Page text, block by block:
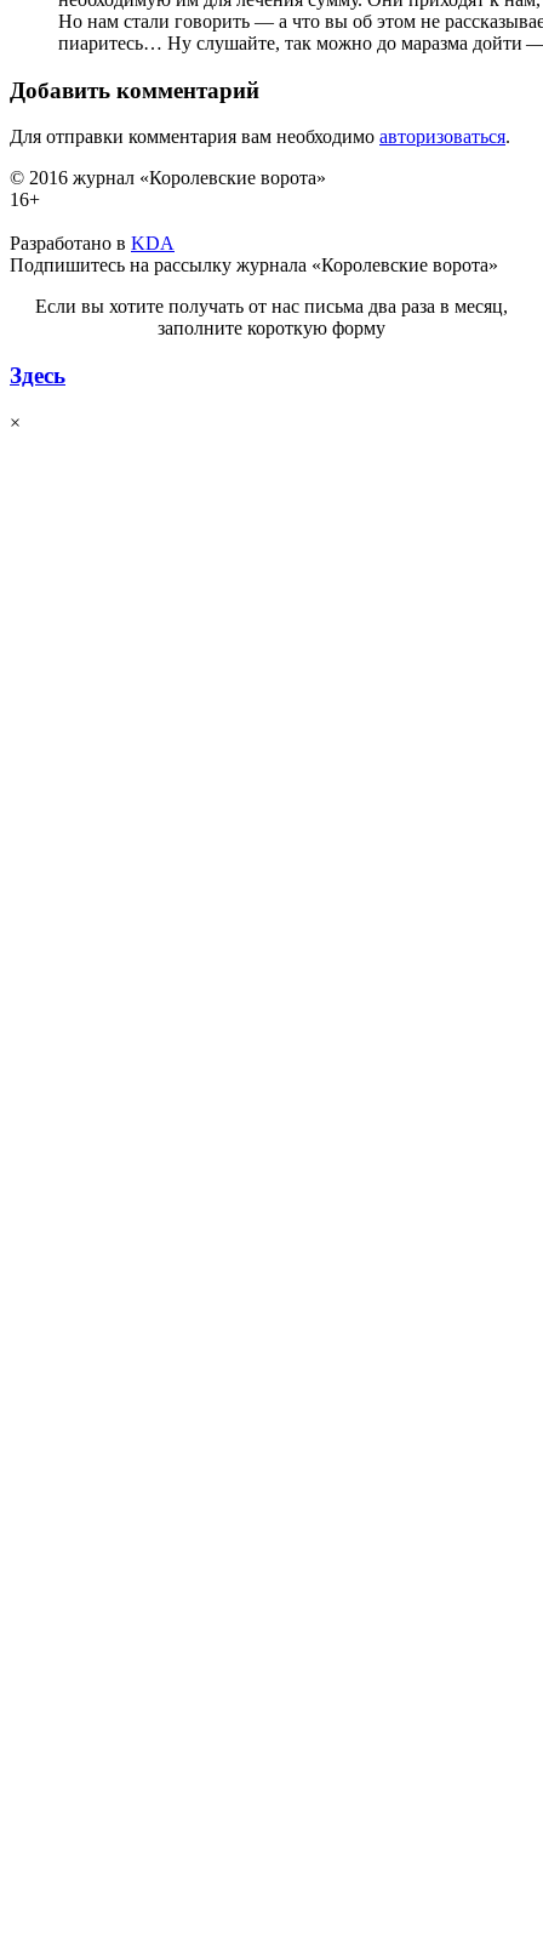
Но нам стали говорить — а что вы об этом не
пиаритесь… Ну слушайте, так можно до маразма дойти
Добавить комментарий
Для отправки комментария вам необходимо авторизоваться.
© 2016 журнал «Королевские ворота»
16+
Разработано в KDA
Подпишитесь на рассылку журнала «Королевские ворота»
Если вы хотите получать от нас письма два раза в месяц,
заполните короткую форму
Здесь
×